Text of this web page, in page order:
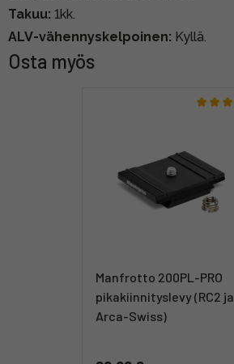
Takuu: 1kk.
ALV-vähennyskelpoinen: Kyllä.
Osta myös
Manfrotto 200PL-PRO
pikakiinnityslevy (RC2 ja
Arca-Swiss)